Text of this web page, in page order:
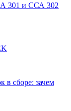
301 и ССА 302
в сборе: зачем